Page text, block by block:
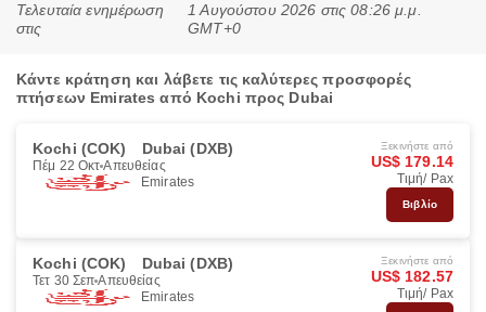
Τελευταία ενημέρωση
στις
1 Αυγούστου 2026 στις 08:26 μ.μ.
GMT+0
Κάντε κράτηση και λάβετε τις καλύτερες προσφορές
πτήσεων Emirates από Kochi προς Dubai
Kochi (COK) Dubai (DXB)
Πέμ 22 Οκτ Απευθείας
Emirates
Ξεκινήστε από
US$ 179.14
Τιμή/ Pax
Βιβλίο
Kochi (COK) Dubai (DXB)
Τετ 30 Σεπ Απευθείας
Emirates
Ξεκινήστε από
US$ 182.57
Τιμή/ Pax